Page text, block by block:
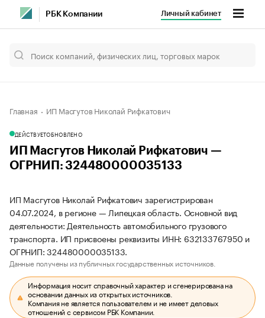
РБК Компании Личный кабинет
Главная ИП Масгутов Николай Рифкатович
ДЕЙСТВУЕТОБНОВЛЕНО
ИП Масгутов Николай Рифкатович —
ОГРНИП: 324480000035133
ИП Масгутов Николай Рифкатович зарегистрирован
04.07.2024, в регионе — Липецкая область. Основной вид
деятельности: Деятельность автомобильного грузового
транспорта. ИП присвоены реквизиты ИНН: 632133767950 и
ОГРНИП: 324480000035133.
Данные получены из публичных государственных источников.
Информация носит справочный характер и сгенерирована на
основании данных из открытых источников.
Компания не является пользователем и не имеет деловых
отношений с сервисом РБК Компании.